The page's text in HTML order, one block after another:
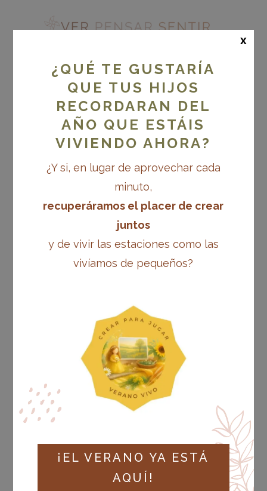
MA DISEÑO 5.1. LOS
MOMENTOS
EVOLUTIVOS
La infancia es un viaje mágico, un sendero
aventuras que moldea el ser y el sentir de
las primeras palabras escritas, cada etapa
está marcada por momentos únicos y
transformadores.
El despertar del explorador (1-2 años)
En los primeros años, los niños son como
pequeños exploradores en un mundo
inmenso y desconocido. Sus ojos se iluminan
con la curiosidad de quien descubre tesoros
ocultos en cada rincón. Gatean, se levantan y,
finalmente, dan sus primeros pasos
tambaleantes. Cada movimiento es una
¿QUÉ TE GUSTARÍA
QUE TUS HIJOS
RECORDARAN DEL
AÑO QUE ESTÁIS
VIVIENDO AHORA?
¿Y si, en lugar de aprovechar cada
minuto,
recuperáramos el placer de crear
juntos
y de vivir las estaciones como las
vivíamos de pequeños?
¡EL VERANO YA ESTÁ
AQUÍ!
x